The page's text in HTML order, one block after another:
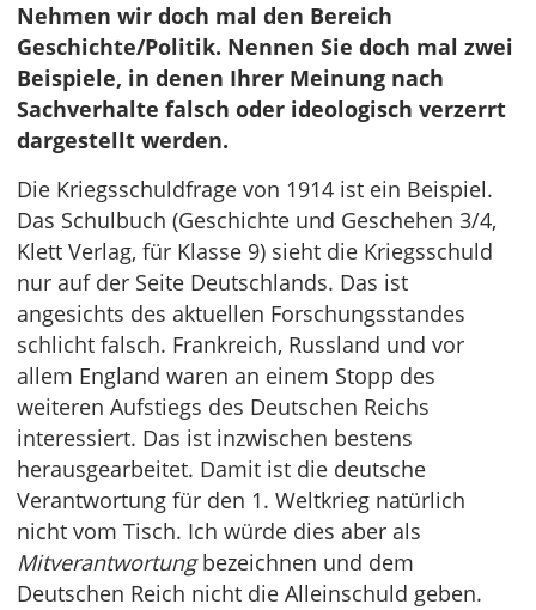
Nehmen wir doch mal den Bereich
Geschichte/Politik. Nennen Sie doch mal zwei
Beispiele, in denen Ihrer Meinung nach
Sachverhalte falsch oder ideologisch verzerrt
dargestellt werden.
Die Kriegsschuldfrage von 1914 ist ein Beispiel.
Das Schulbuch (Geschichte und Geschehen 3/4,
Klett Verlag, für Klasse 9) sieht die Kriegsschuld
nur auf der Seite Deutschlands. Das ist
angesichts des aktuellen Forschungsstandes
schlicht falsch. Frankreich, Russland und vor
allem England waren an einem Stopp des
weiteren Aufstiegs des Deutschen Reichs
interessiert. Das ist inzwischen bestens
herausgearbeitet. Damit ist die deutsche
Verantwortung für den 1. Weltkrieg natürlich
nicht vom Tisch. Ich würde dies aber als
Mitverantwortungbezeichnen und dem
Deutschen Reich nicht die Alleinschuld geben.